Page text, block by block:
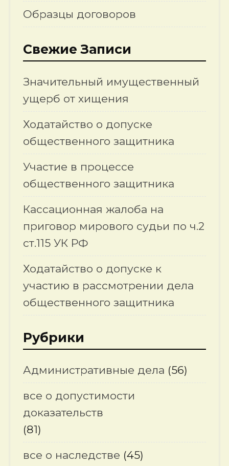
Образцы договоров
Свежие Записи
Значительный имущественный
ущерб от хищения
Ходатайство о допуске
общественного защитника
Участие в процессе
общественного защитника
Кассационная жалоба на
приговор мирового судьи по ч.2
ст.115 УК РФ
Ходатайство о допуске к
участию в рассмотрении дела
общественного защитника
Рубрики
Административные дела (56)
все о допустимости
доказательств
(81)
все о наследстве (45)